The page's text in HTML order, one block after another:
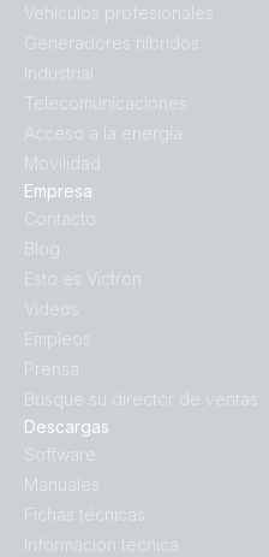
Descargas
Software
Manuales
Fichas técnicas
Información técnica
Vehículos profesionales
Generadores híbridos
Industrial
Telecomunicaciones
Acceso a la energía
Movilidad
Empresa
Contacto
Blog
Esto es Victron
Vídeos
Empleos
Prensa
Busque su director de ventas